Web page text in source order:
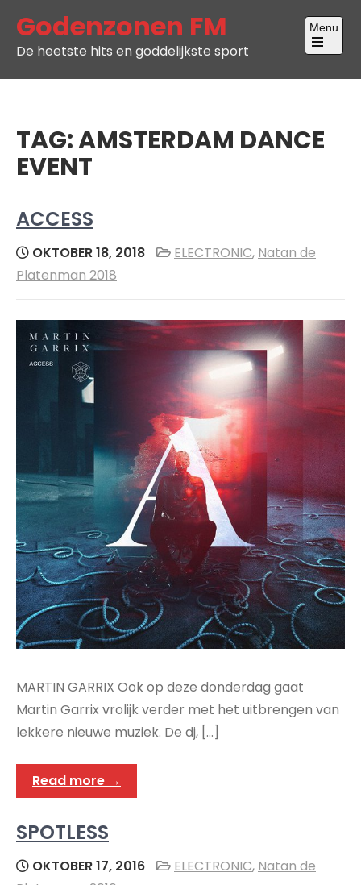
content
Godenzonen FM
De heetste hits en goddelijkste sport
Menu
Open
main
TAG:AMSTERDAM DANCE
EVENT
ACCESS
OKTOBER 18, 2018 ELECTRONIC, Natan de
Platenman 2018
MARTIN GARRIX Ook op deze donderdag gaat
Martin Garrix vrolijk verder met het uitbrengen van
lekkere nieuwe muziek. De dj, […]
Read more →
SPOTLESS
OKTOBER 17, 2016 ELECTRONIC, Natan de